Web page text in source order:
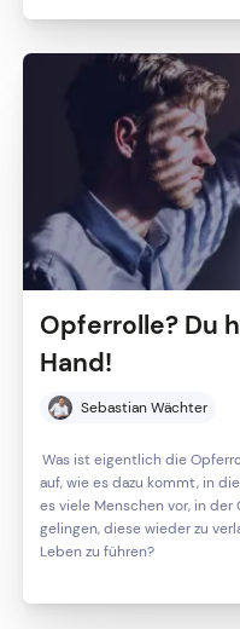
Opferrolle? Du
Hand!
Sebastian Wächter
Was ist eigentlich die
auf, wie es dazu kommt, in
es viele Menschen vor, in
gelingen, diese wieder zu
Leben zu führen?